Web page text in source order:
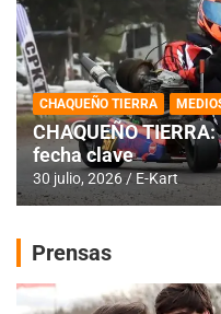
CHAQUEÑO TIERRA
CHAQUEÑO
fecha clave
30 julio, 2026 E-Kart
Prensas